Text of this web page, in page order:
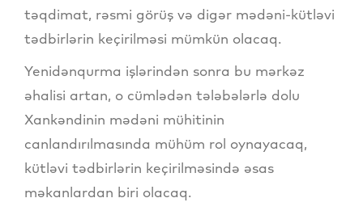
təqdimat, rəsmi görüş və digər mədəni-kütləvi
tədbirlərin keçirilməsi mümkün olacaq.
Yenidənqurma işlərindən sonra bu mərkəz
əhalisi artan, o cümlədən tələbələrlə dolu
Xankəndinin mədəni mühitinin
canlandırılmasında mühüm rol oynayacaq,
kütləvi tədbirlərin keçirilməsində əsas
məkanlardan biri olacaq.